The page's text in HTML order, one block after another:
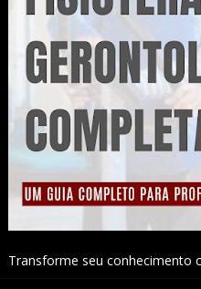
Transforme seu conhecimento